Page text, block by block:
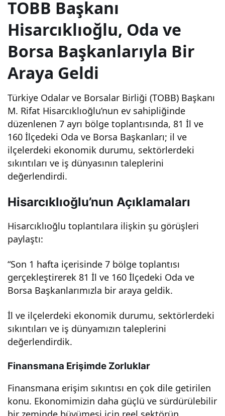
TOBB Başkanı
Hisarcıklıoğlu, Oda ve
Borsa Başkanlarıyla Bir
Araya Geldi
Türkiye Odalar ve Borsalar Birliği (TOBB) Başkanı
M. Rifat Hisarcıklıoğlu’nun ev sahipliğinde
düzenlenen 7 ayrı bölge toplantısında, 81 İl ve
160 İlçedeki Oda ve Borsa Başkanları; il ve
ilçelerdeki ekonomik durumu, sektörlerdeki
sıkıntıları ve iş dünyasının taleplerini
değerlendirdi.
Hisarcıklıoğlu’nun Açıklamaları
Hisarcıklıoğlu toplantılara ilişkin şu görüşleri
paylaştı:
“Son 1 hafta içerisinde 7 bölge toplantısı
gerçekleştirerek 81 İl ve 160 İlçedeki Oda ve
Borsa Başkanlarımızla bir araya geldik.
İl ve ilçelerdeki ekonomik durumu, sektörlerdeki
sıkıntıları ve iş dünyamızın taleplerini
değerlendirdik.
Finansmana Erişimde Zorluklar
Finansmana erişim sıkıntısı en çok dile getirilen
konu. Ekonomimizin daha güçlü ve sürdürülebilir
sa
baş
kanl
n
orta
k
gör
üşü:
büy
sor
un
fina